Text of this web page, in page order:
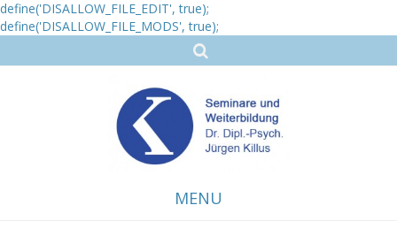
define('DISALLOW_FILE_EDIT', true);
define('DISALLOW_FILE_MODS', true);
MENU